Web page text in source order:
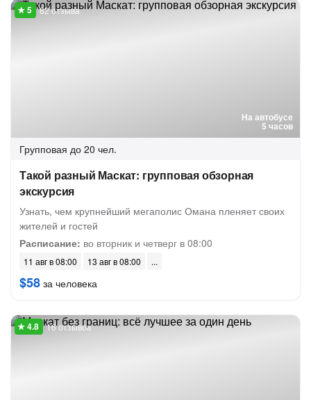
На автобусе
5 часов
82 отзыва
Групповая до 20 чел.
Такой разный Маскат: групповая обзорная
экскурсия
Узнать, чем крупнейший мегаполис Омана пленяет своих
жителей и гостей
Расписание: во вторник и четверг в 08:00
11 авг в 08:00 13 авг в 08:00
$58 за человека
16 отзывов